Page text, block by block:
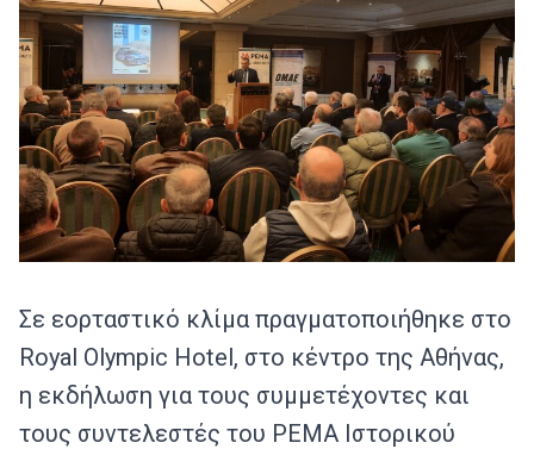
Σε εορταστικό κλίμα πραγματοποιήθηκε στο
Royal Olympic Hotel, στο κέντρο της Αθήνας,
η εκδήλωση για τους συμμετέχοντες και
τους συντελεστές του PEMA Ιστορικού